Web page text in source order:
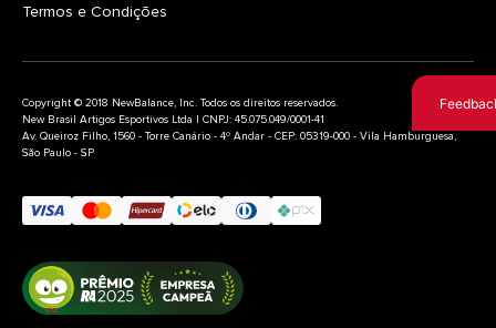
Termos e Condições
Copyright © 2018 NewBalance, Inc. Todos os direitos reservados.
New Brasil Artigos Esportivos Ltda | CNPJ: 45.075.049/0001-41
Av. Queiroz Filho, 1560 - Torre Canário - 4º Andar - CEP: 05319-000 - Vila Hamburguesa,
São Paulo - SP